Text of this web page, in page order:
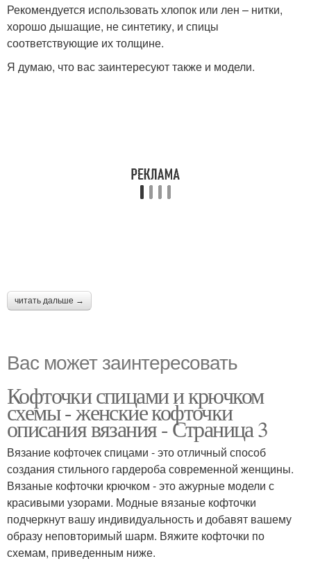
Рекомендуется использовать хлопок или лен – нитки,
хорошо дышащие, не синтетику, и спицы
соответствующие их толщине.
Я думаю, что вас заинтересуют также и модели.
читать дальше →
Вас может заинтересовать
Кофточки спицами и крючком
схемы - женские кофточки
описания вязания - Страница 3
Вязание кофточек спицами - это отличный способ
создания стильного гардероба современной женщины.
Вязаные кофточки крючком - это ажурные модели с
красивыми узорами. Модные вязаные кофточки
подчеркнут вашу индивидуальность и добавят вашему
образу неповторимый шарм. Вяжите кофточки по
схемам, приведенным ниже.